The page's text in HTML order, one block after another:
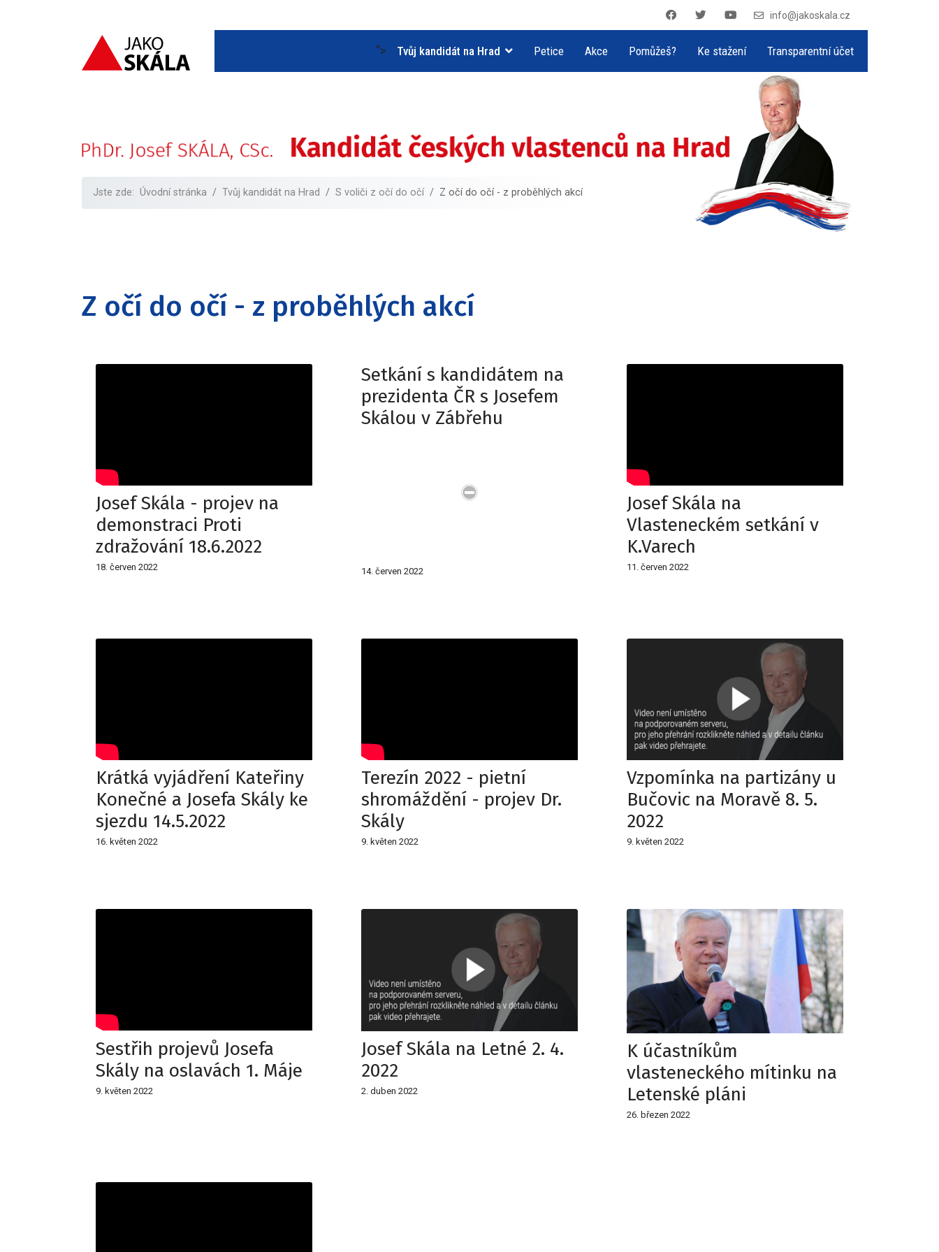
info@jakoskala.cz
"> Tvůj kandidát na Hrad Petice Akce Pomůžeš? Ke stažení Transparentní účet
Jste zde: Úvodní stránka Tvůj kandidát na Hrad S voliči z očí do očí Z očí do očí - z proběhlých akcí
Z očí do očí - z proběhlých akcí
Josef Skála - projev na
demonstraci Proti
zdražování 18.6.2022
18. červen 2022
Setkání s kandidátem na
prezidenta ČR s Josefem
Skálou v Zábřehu
14. červen 2022
Josef Skála na
Vlasteneckém setkání v
K.Varech
11. červen 2022
Krátká vyjádření Kateřiny
Konečné a Josefa Skály ke
sjezdu 14.5.2022
16. květen 2022
Terezín 2022 - pietní
shromáždění - projev Dr.
Skály
9. květen 2022
Vzpomínka na partizány u
Bučovic na Moravě 8. 5.
2022
9. květen 2022
Sestřih projevů Josefa
Skály na oslavách 1. Máje
9. květen 2022
Josef Skála na Letné 2. 4.
2022
2. duben 2022
K účastníkům
vlasteneckého mítinku na
Letenské pláni
26. březen 2022